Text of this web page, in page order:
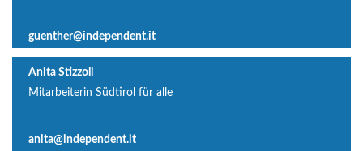
guenther@independent.it
Anita Stizzoli
Mitarbeiterin Südtirol für alle
anita@independent.it